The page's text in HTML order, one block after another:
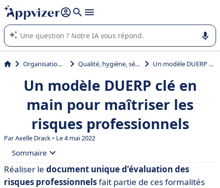
répondre (plusieurs lignes avec
L'IA de Appvizer vous guide dans l'utilisation ou la sélection de
logiciel SaaS en entreprise.
Organisation et planification Qualité, hygiène, sécurité, environnement (QHSE) Un modèle DUERP clé en main pour maîtriser les risques professionnels
Un modèle DUERP clé en
main pour maîtriser les
risques professionnels
ParAxelle Drack • Le 4 mai 2022
Sommaire
• On fait le point sur le document unique (DUERP)
Réaliser le document uniqued’évaluation des
risques professionnelsfait partie de ces formalités